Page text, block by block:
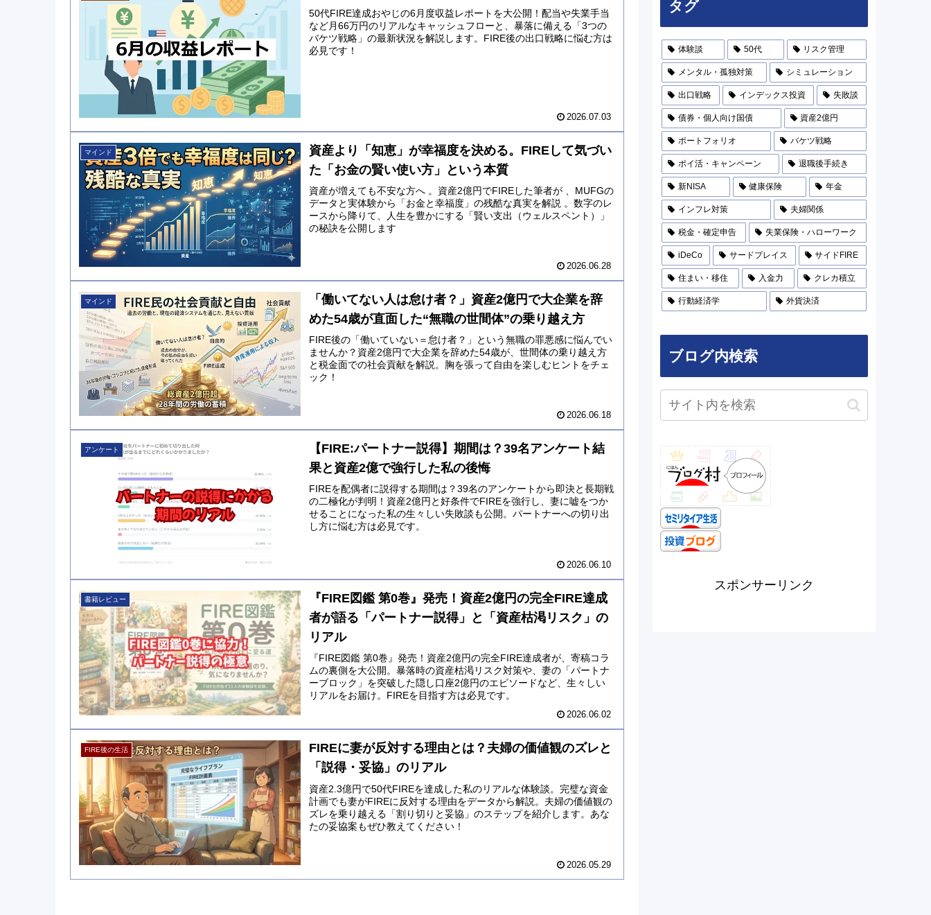
50代FIRE達成おやじの6月度収益レポートを大公開！配当や失業手当
など月66万円のリアルなキャッシュフローと、暴落に備える「3つの
バケツ戦略」の最新状況を解説します。FIRE後の出口戦略に悩む方は
必見です！
2026.07.03
マインド
資産より「知恵」が幸福度を決める。FIREして気づい
た「お金の賢い使い方」という本質
資産が増えても不安な方へ 。資産2億円でFIREした筆者が 、MUFGの
データと実体験から「お金と幸福度」の残酷な真実を解説 。数字のレ
ースから降りて、人生を豊かにする「賢い支出（ウェルスペント）」
の秘訣を公開します
2026.06.28
マインド
「働いてない人は怠け者？」資産2億円で大企業を辞
めた54歳が直面した“無職の世間体”の乗り越え方
FIRE後の「働いていない＝怠け者？」という無職の罪悪感に悩んでい
ませんか？資産2億円で大企業を辞めた54歳が、世間体の乗り越え方
と税金面での社会貢献を解説。胸を張って自由を楽しむヒントをチェ
ック！
2026.06.18
アンケート
【FIRE:パートナー説得】期間は？39名アンケート結
果と資産2億で強行した私の後悔
FIREを配偶者に説得する期間は？39名のアンケートから即決と長期戦
の二極化が判明！資産2億円と好条件でFIREを強行し、妻に嘘をつか
せることになった私の生々しい失敗談も公開。パートナーへの切り出
し方に悩む方は必見です。
2026.06.10
書籍レビュー
『FIRE図鑑 第0巻』発売！資産2億円の完全FIRE達成
者が語る「パートナー説得」と「資産枯渇リスク」の
リアル
『FIRE図鑑 第0巻』発売！資産2億円の完全FIRE達成者が、寄稿コラ
ムの裏側を大公開。暴落時の資産枯渇リスク対策や、妻の「パートナ
ーブロック」を突破した隠し口座2億円のエピソードなど、生々しい
リアルをお届け。FIREを目指す方は必見です。
2026.06.02
FIRE後の生活
FIREに妻が反対する理由とは？夫婦の価値観のズレと
「説得・妥協」のリアル
資産2.3億円で50代FIREを達成した私のリアルな体験談。完璧な資金
計画でも妻がFIREに反対する理由をデータから解説。夫婦の価値観の
ズレを乗り越える「割り切りと妥協」のステップを紹介します。あな
たの妥協案もぜひ教えてください！
2026.05.29
タグ
体験談 50代 リスク管理
メンタル・孤独対策 シミュレーション
出口戦略 インデックス投資 失敗談
債券・個人向け国債 資産2億円
ポートフォリオ バケツ戦略
ポイ活・キャンペーン 退職後手続き
新NISA 健康保険 年金
インフレ対策 夫婦関係
税金・確定申告 失業保険・ハローワーク
iDeCo サードプレイス サイドFIRE
住まい・移住 入金力 クレカ積立
行動経済学 外貨決済
ブログ内検索
スポンサーリンク